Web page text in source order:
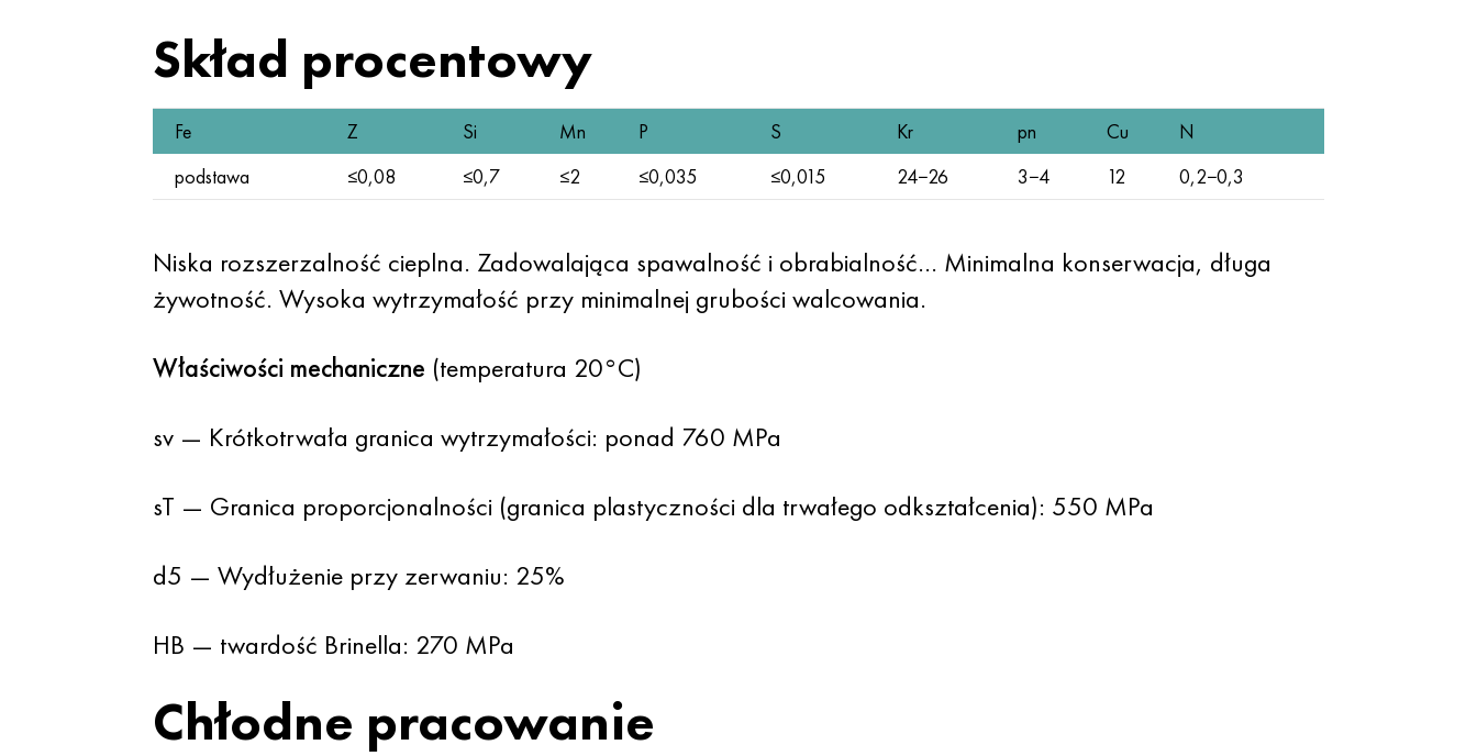
Skład procentowy
Fe Z Si Mn P S Kr pn Cu
N
podstawa
≤0,08 ≤0,7 ≤2 ≤0,035 ≤0,015 24−26 3−4 12 0,2−0,3
Niska rozszerzalność cieplna. Zadowalająca spawalność i obrabialność… Minimalna konserwacja, długa
żywotność. Wysoka wytrzymałość przy minimalnej grubości walcowania.
Właściwości mechaniczne (temperatura 20°C)
sv — Krótkotrwała granica wytrzymałości: ponad 760 MPa
sT — Granica proporcjonalności (granica plastyczności dla trwałego odkształcenia): 550 MPa
d5 — Wydłużenie przy zerwaniu: 25%
HB — twardość Brinella: 270 MPa
Chłodne pracowanie